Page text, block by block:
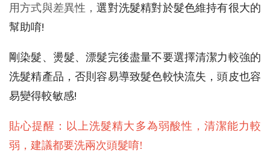
用方式與差異性，選對洗髮精對於髮色維持有很大的
幫助唷!
剛染髮、燙髮、漂髮完後盡量不要選擇清潔力較強的
洗髮精產品，否則容易導致髮色較快流失，頭皮也容
易變得較敏感!
貼心提醒：以上洗髮精大多為弱酸性，清潔能力較
弱，建議都要洗兩次頭髮唷!